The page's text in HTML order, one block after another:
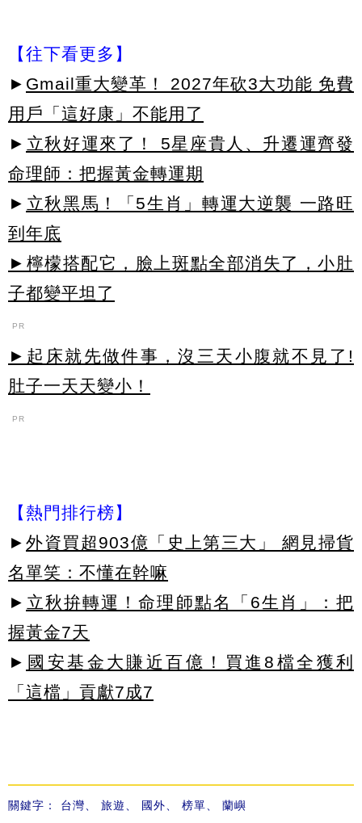
【往下看更多】
► Gmail重大變革！ 2027年砍3大功能 免費
用戶「這好康」不能用了
► 立秋好運來了！ 5星座貴人、升遷運齊發
命理師：把握黃金轉運期
► 立秋黑馬！「5生肖」轉運大逆襲 一路旺
到年底
►檸檬搭配它，臉上斑點全部消失了，小肚
子都變平坦了
PR
►起床就先做件事，沒三天小腹就不見了!
肚子一天天變小！
PR
【熱門排行榜】
► 外資買超903億「史上第三大」 網見掃貨
名單笑：不懂在幹嘛
► 立秋拚轉運！命理師點名「6生肖」：把
握黃金7天
► 國安基金大賺近百億！買進8檔全獲利
「這檔」貢獻7成7
關鍵字： 台灣 旅遊 國外 榜單 蘭嶼